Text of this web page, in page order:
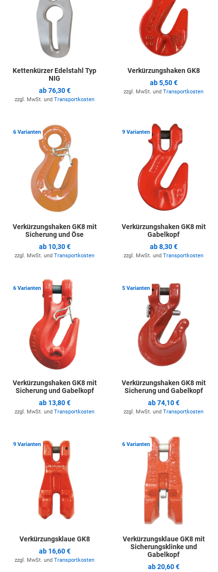
Kettenkürzer Edelstahl Typ
NIG
ab76,30 €
zzgl. MwSt. und Transportkosten
Verkürzungshaken GK8
ab5,50 €
zzgl. MwSt. und Transportkosten
6 Varianten Zur Merkliste hinzufügen
Verkürzungshaken GK8 mit
Sicherung und Öse
ab 10,30 €
zzgl. MwSt. und Transportkosten
9 Varianten
Verkürzungshaken GK8 mit
Gabelkopf
ab8,30 €
zzgl. MwSt. und Transportkosten
6 Varianten Zur Merkliste hinzufügen
Verkürzungshaken GK8 mit
Sicherung und Gabelkopf
ab 13,80 €
zzgl. MwSt. und Transportkosten
5 Varianten
Verkürzungshaken GK8 mit
Sicherung und Gabelkopf
ab74,10 €
zzgl. MwSt. und Transportkosten
9 Varianten Zur Merkliste hinzufügen
Verkürzungsklaue GK8
ab 16,60 €
zzgl. MwSt. und Transportkosten
6 Varianten
Verkürzungsklaue GK8 mit
Sicherungsklinke und
Gabelkopf
ab20,60 €